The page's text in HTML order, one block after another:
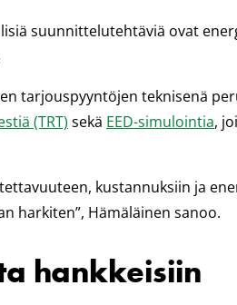
suunnittelutehtäviä ovat
tarjouspyyntöjen teknisenä
(TRT) sekä EED-simulointia,
kustannuksiin ja
harkiten”, Hämäläinen sanoo.
hankkeisiin